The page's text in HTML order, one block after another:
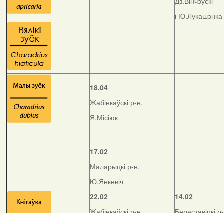
і Ю.Лукашэнка
18.04
Жабінкаўскі р-н,
Я.Місіюк
17.02
Маларыцкі р-н,
Ю.Янкевіч
22.02
14.02